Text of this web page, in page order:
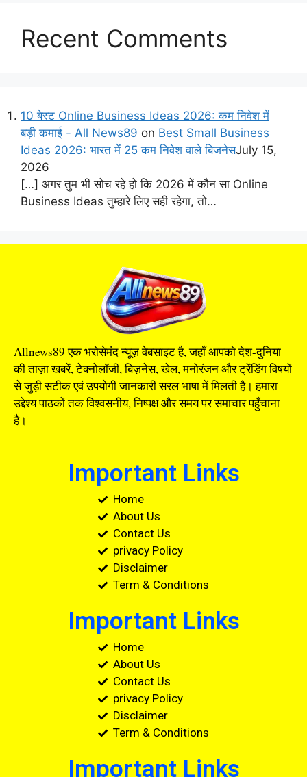
Recent Comments
10 बेस्ट Online Business Ideas 2026: कम निवेश में
बड़ी कमाई - All News89 on Best Small Business
Ideas 2026: भारत में 25 कम निवेश वाले बिजनेसJuly 15,
2026
[…] अगर तुम भी सोच रहे हो कि 2026 में कौन सा Online
Business Ideas तुम्हारे लिए सही रहेगा, तो…
Allnews89 एक भरोसेमंद न्यूज़ वेबसाइट है, जहाँ आपको देश-दुनिया
की ताज़ा खबरें, टेक्नोलॉजी, बिज़नेस, खेल, मनोरंजन और ट्रेंडिंग विषयों
से जुड़ी सटीक एवं उपयोगी जानकारी सरल भाषा में मिलती है। हमारा
उद्देश्य पाठकों तक विश्वसनीय, निष्पक्ष और समय पर समाचार पहुँचाना
है।
Important Links
Home
About Us
Contact Us
privacy Policy
Disclaimer
Term & Conditions
Important Links
Home
About Us
Contact Us
privacy Policy
Disclaimer
Term & Conditions
Important Links